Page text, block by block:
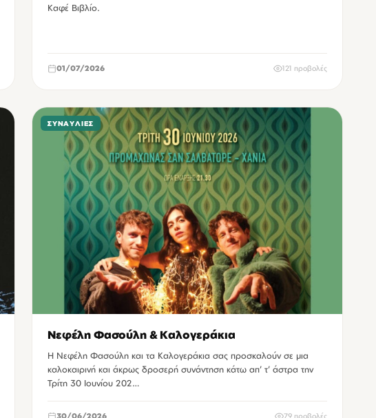
Καφέ Βιβλίο.
01/07/2026 121 προβολές
ΣΥΝΑΥΛΊΕΣ
Νεφέλη Φασούλη & Καλογεράκια
Η Νεφέλη Φασούλη και τα Καλογεράκια σας προσκαλούν σε μια
καλοκαιρινή και άκρως δροσερή συνάντηση κάτω απ’ τ’ άστρα την
Τρίτη 30 Ιουνίου 202…
30/06/2026 79 προβολές